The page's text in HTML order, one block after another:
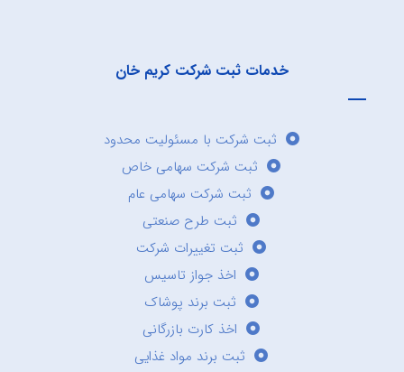
خدمات ثبت شرکت کریم خان
ثبت شرکت با مسئولیت محدود
ثبت شرکت سهامی خاص
ثبت شرکت سهامی عام
ثبت طرح صنعتی
ثبت تغییرات شرکت
اخذ جواز تاسیس
ثبت برند پوشاک
اخذ کارت بازرگانی
ثبت برند مواد غذایی